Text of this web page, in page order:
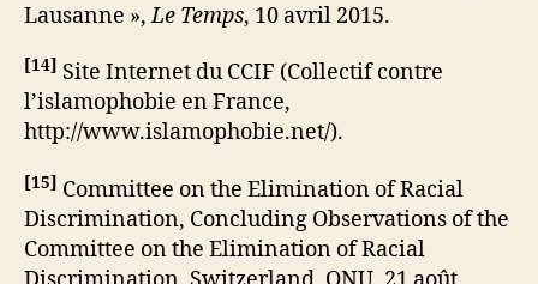
Lausanne »,Le Temps, 10 avril 2015.
[14] Site Internet du CCIF (Collectif contre
l’islamophobie en France,
http://www.islamophobie.net/).
[15] Committee on the Elimination of Racial
Discrimination, Concluding Observations of the
Committee on the Elimination of Racial